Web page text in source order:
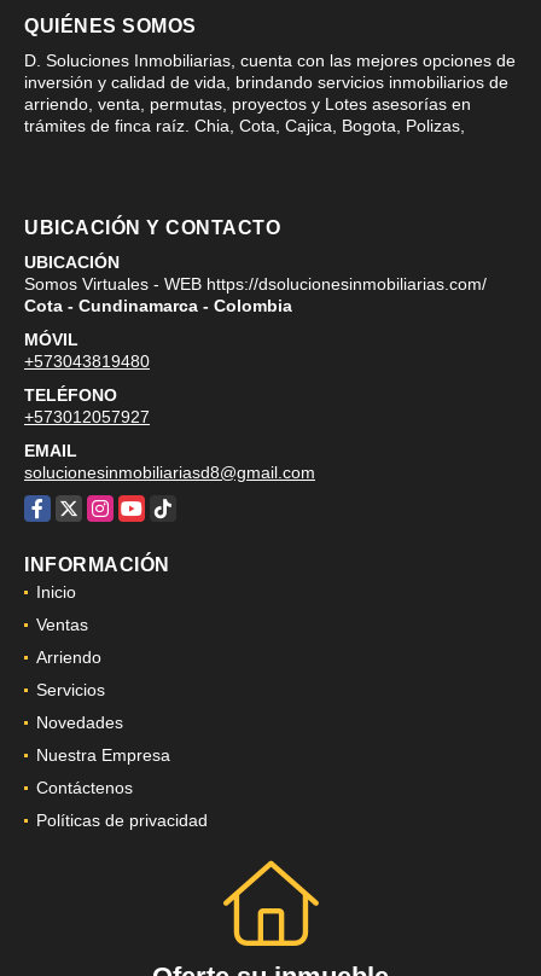
QUIÉNES SOMOS
D. Soluciones Inmobiliarias, cuenta con las mejores opciones de
inversión y calidad de vida, brindando servicios inmobiliarios de
arriendo, venta, permutas, proyectos y Lotes asesorías en
trámites de finca raíz. Chia, Cota, Cajica, Bogota, Polizas,
UBICACIÓN Y CONTACTO
UBICACIÓN
Somos Virtuales - WEB https://dsolucionesinmobiliarias.com/
Cota - Cundinamarca - Colombia
MÓVIL
+573043819480
TELÉFONO
+573012057927
EMAIL
solucionesinmobiliariasd8@gmail.com
Facebook
X Instagram
YouTube
TikTok
INFORMACIÓN
Inicio
Ventas
Arriendo
Servicios
Novedades
Nuestra Empresa
Contáctenos
Políticas de privacidad